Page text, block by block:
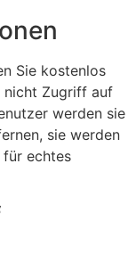
Sie kostenlos
nicht Zugriff auf
werden sie
sie werden
echtes